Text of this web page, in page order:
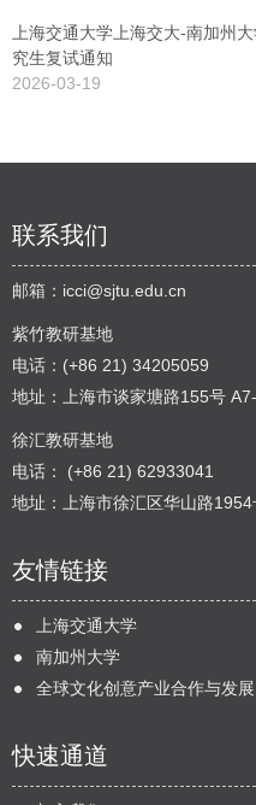
上海交通大学上海交大-南加州
究生复试通知
2026-03-19
联系我们
邮箱： icci@sjtu.edu.cn
紫竹教研基地
电话：(+86 21) 34205059
地址：上海市谈家塘路155号
徐汇教研基地
电话： (+86 21) 62933041
地址：上海市徐汇区华山路
友情链接
上海交通大学
南加州大学
全球文化创意产业合作与发
快速通道